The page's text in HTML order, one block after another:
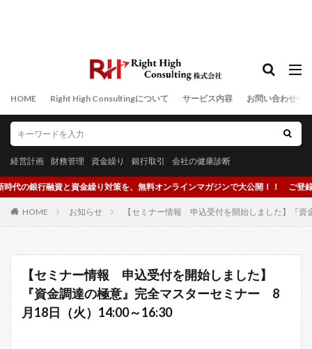
HOME Right High Consultingについて サービス内容 お問い合わせ
経営計画 財務管理 資金繰り 銀行取引 会社の健康診断
と資金繰り対策を、無料オンラインマガジンで大公開！！ ご登録はこちらの
HOME お知らせ 【セミナー情報 申込受付を開始しました】『
【セミナー情報 申込受付を開始しました】
『資金調達の極意』完全マスターセミナー 8
月18日（火）14:00～16:30